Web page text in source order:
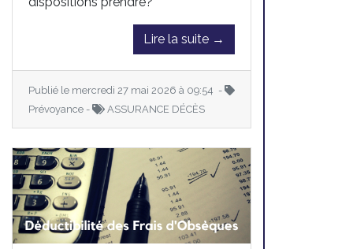
Lire la suite →
Publié le mercredi 27 mai 2026 à 09:54 -
Prévoyance -
ASSURANCE DÉCÈS